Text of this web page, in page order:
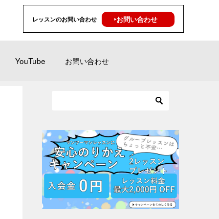
レッスンのお問い合わせ ‣お問い合わせ
YouTube お問い合わせ